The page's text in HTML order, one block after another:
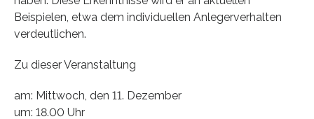
Beispielen, etwa dem individuellen Anlegerverhalten
verdeutlichen.
Zu dieser Veranstaltung
am: Mittwoch, den 11. Dezember
um: 18.00 Uhr